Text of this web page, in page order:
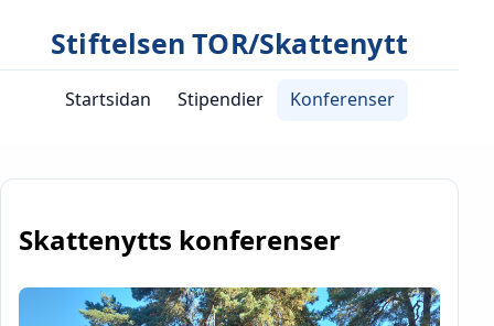
Stiftelsen TOR/Skattenytt
Startsidan Stipendier Konferenser
Skattenytts konferenser